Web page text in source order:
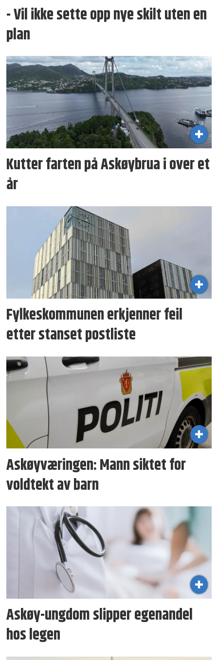
- Vil ikke sette opp nye skilt uten en
plan
Kutter farten på Askøybrua i over et
år
Fylkeskommunen erkjenner feil
etter stanset postliste
Askøyværingen: Mann siktet for
voldtekt av barn
Askøy-ungdom slipper egenandel
hos legen